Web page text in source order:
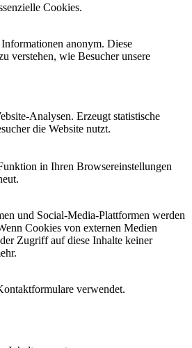
Cookies.
anonym. Diese
verstehen, wie Besucher unsere
Analysen. Erzeugt statistische
die Website nutzt.
in Ihren Browsereinstellungen
und Social-Media-Plattformen werden
Cookies von externen Medien
Zugriff auf diese Inhalte keiner
verwendet.